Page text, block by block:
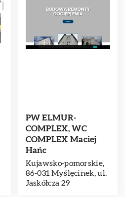
PW ELMUR-
COMPLEX, WC
COMPLEX Maciej
Hańc
Kujawsko-pomorskie,
86-031 Myślęcinek, ul.
Jaskółcza 29